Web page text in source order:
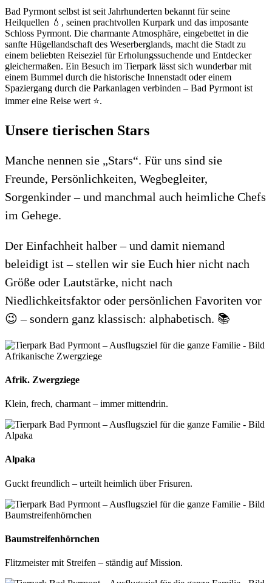
Bad Pyrmont selbst ist seit Jahrhunderten bekannt für seine
Heilquellen 💧, seinen prachtvollen Kurpark und das imposante
Schloss Pyrmont. Die charmante Atmosphäre, eingebettet in die
sanfte Hügellandschaft des Weserberglands, macht die Stadt zu
einem beliebten Reiseziel für Erholungssuchende und Entdecker
gleichermaßen. Ein Besuch im Tierpark lässt sich wunderbar mit
einem Bummel durch die historische Innenstadt oder einem
Spaziergang durch die Parkanlagen verbinden – Bad Pyrmont ist
immer eine Reise wert ⭐.
Unsere tierischen Stars
Manche nennen sie „Stars“. Für uns sind sie
Freunde, Persönlichkeiten, Wegbegleiter,
Sorgenkinder – und manchmal auch heimliche Chefs
im Gehege.
Der Einfachheit halber – und damit niemand
beleidigt ist – stellen wir sie Euch hier nicht nach
Größe oder Lautstärke, nicht nach
Niedlichkeitsfaktor oder persönlichen Favoriten vor
😉 – sondern ganz klassisch: alphabetisch. 📚
Afrik. Zwergziege
Klein, frech, charmant – immer mittendrin.
Alpaka
Guckt freundlich – urteilt heimlich über Frisuren.
Baumstreifenhörnchen
Flitzmeister mit Streifen – ständig auf Mission.